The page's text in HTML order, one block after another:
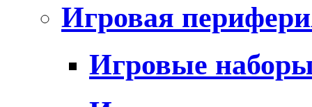
Игровая
Игровые